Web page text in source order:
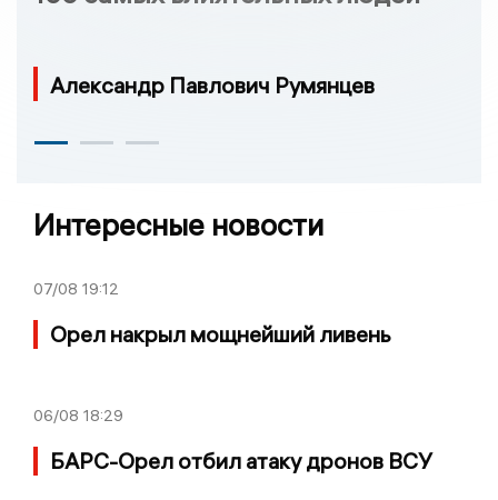
Александр Павлович Румянцев
Интересные новости
07/08 19:12
Орел накрыл мощнейший ливень
06/08 18:29
БАРС-Орел отбил атаку дронов ВСУ